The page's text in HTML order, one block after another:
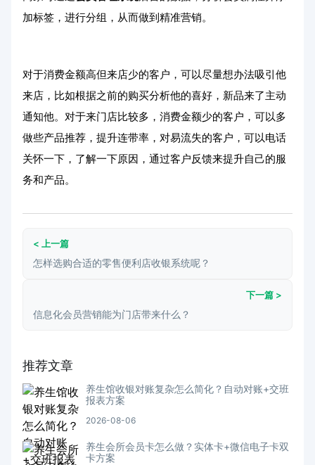
加标签，进行分组，从而做到精准营销。
对于消费金额高但来店少的客户，可以尽量想办法吸引他
来店，比如根据之前的购买分析他的喜好，新品来了主动
通知他。对于来门店比较多，消费金额少的客户，可以多
做些产品推荐，提升连带率，对易流失的客户，可以电话
关怀一下，了解一下原因，通过客户反馈来提升自己的服
务和产品。
< 上一篇
怎样选购合适的零售便利店收银系统呢？
下一篇 >
信息化会员营销能为门店带来什么？
推荐文章
养生馆收银对账复杂怎么简化？自动对账+交班
报表方案
2026-08-06
养生会所会员卡怎么做？实体卡+微信电子卡双
卡方案